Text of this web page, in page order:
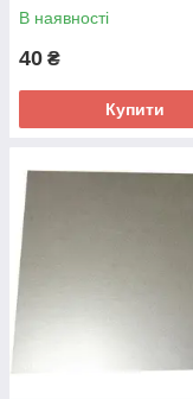
В наявності
40 ₴
Купити